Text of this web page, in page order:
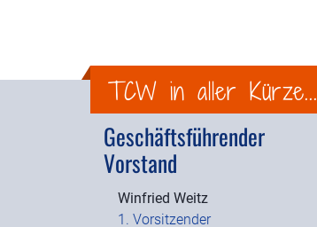
TCW in aller Kürze...
Geschäftsführender
Vorstand
Winfried Weitz
1. Vorsitzender